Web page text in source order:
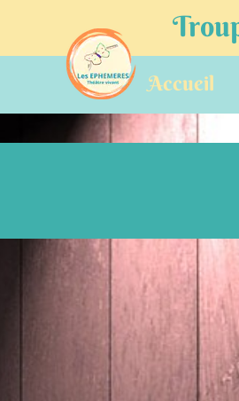
Accueil